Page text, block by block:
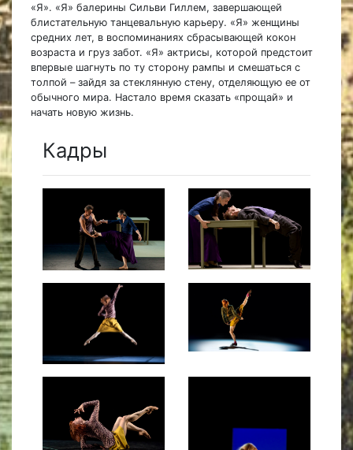
«Я». «Я» балерины Сильви Гиллем, завершающей
блистательную танцевальную карьеру. «Я» женщины
средних лет, в воспоминаниях сбрасывающей кокон
возраста и груз забот. «Я» актрисы, которой предстоит
впервые шагнуть по ту сторону рампы и смешаться с
толпой – зайдя за стеклянную стену, отделяющую ее от
обычного мира. Настало время сказать «прощай» и
начать новую жизнь.
Кадры